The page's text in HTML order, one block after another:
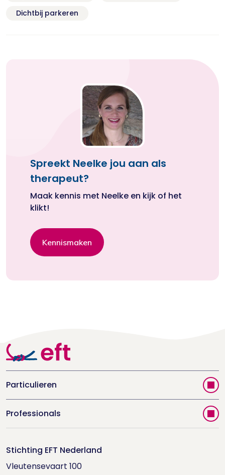
Dichtbij parkeren
Spreekt Neelke jou aan als
therapeut?
Maak kennis met Neelke en kijk of het
klikt!
Kennismaken
Particulieren
Vind jouw therapeut
Videoportal
Doe de relatietest
Houd me Vast-bijeenkomsten
Professionals
Trainingen
Stichting EFT Nederland
Vleutensevaart 100